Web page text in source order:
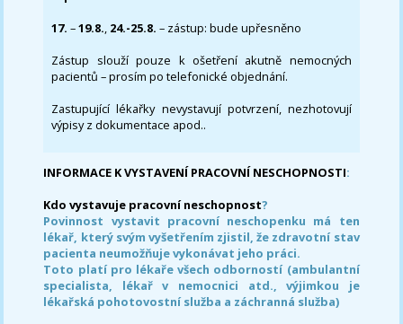
17. –19.8., 24.-25.8. – zástup: bude upřesněno
Zástup slouží pouze k ošetření akutně nemocných
pacientů – prosím po telefonické objednání.
Zastupující lékařky nevystavují potvrzení, nezhotovují
výpisy z dokumentace apod..
INFORMACE K VYSTAVENÍ PRACOVNÍ NESCHOPNOSTI:
Kdo vystavuje pracovní neschopnost?
Povinnost vystavit pracovní neschopenku má ten
lékař, který svým vyšetřením zjistil, že zdravotní stav
pacienta neumožňuje vykonávat jeho práci.
Toto platí pro lékaře všech odborností (ambulantní
specialista, lékař v nemocnici atd., výjimkou je
lékařská pohotovostní služba a záchranná služba)